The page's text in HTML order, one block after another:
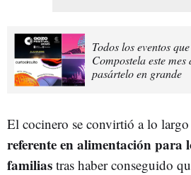
Todos los eventos
Compostela este
pasártelo en grande
El cocinero se convirtió a lo largo
referente en alimentación para
familias tras haber conseguido